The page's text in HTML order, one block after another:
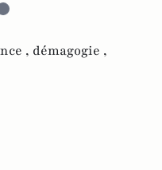
, démagogie ,